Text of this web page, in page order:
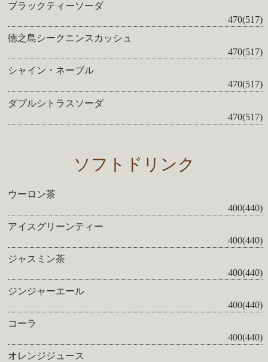
ブラックティーソーダ
470(517)
徳之島シークニンスカッシュ
470(517)
シャイン・ネーブル
470(517)
ダブルシトラスソーダ
470(517)
ソフトドリンク
ウーロン茶
400(440)
アイスグリーンティー
400(440)
ジャスミン茶
400(440)
ジンジャーエール
400(440)
コーラ
400(440)
オレンジジュース